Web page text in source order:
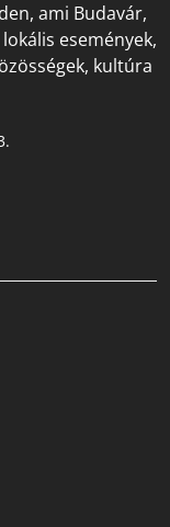
ami Budavár,
események,
kultúra